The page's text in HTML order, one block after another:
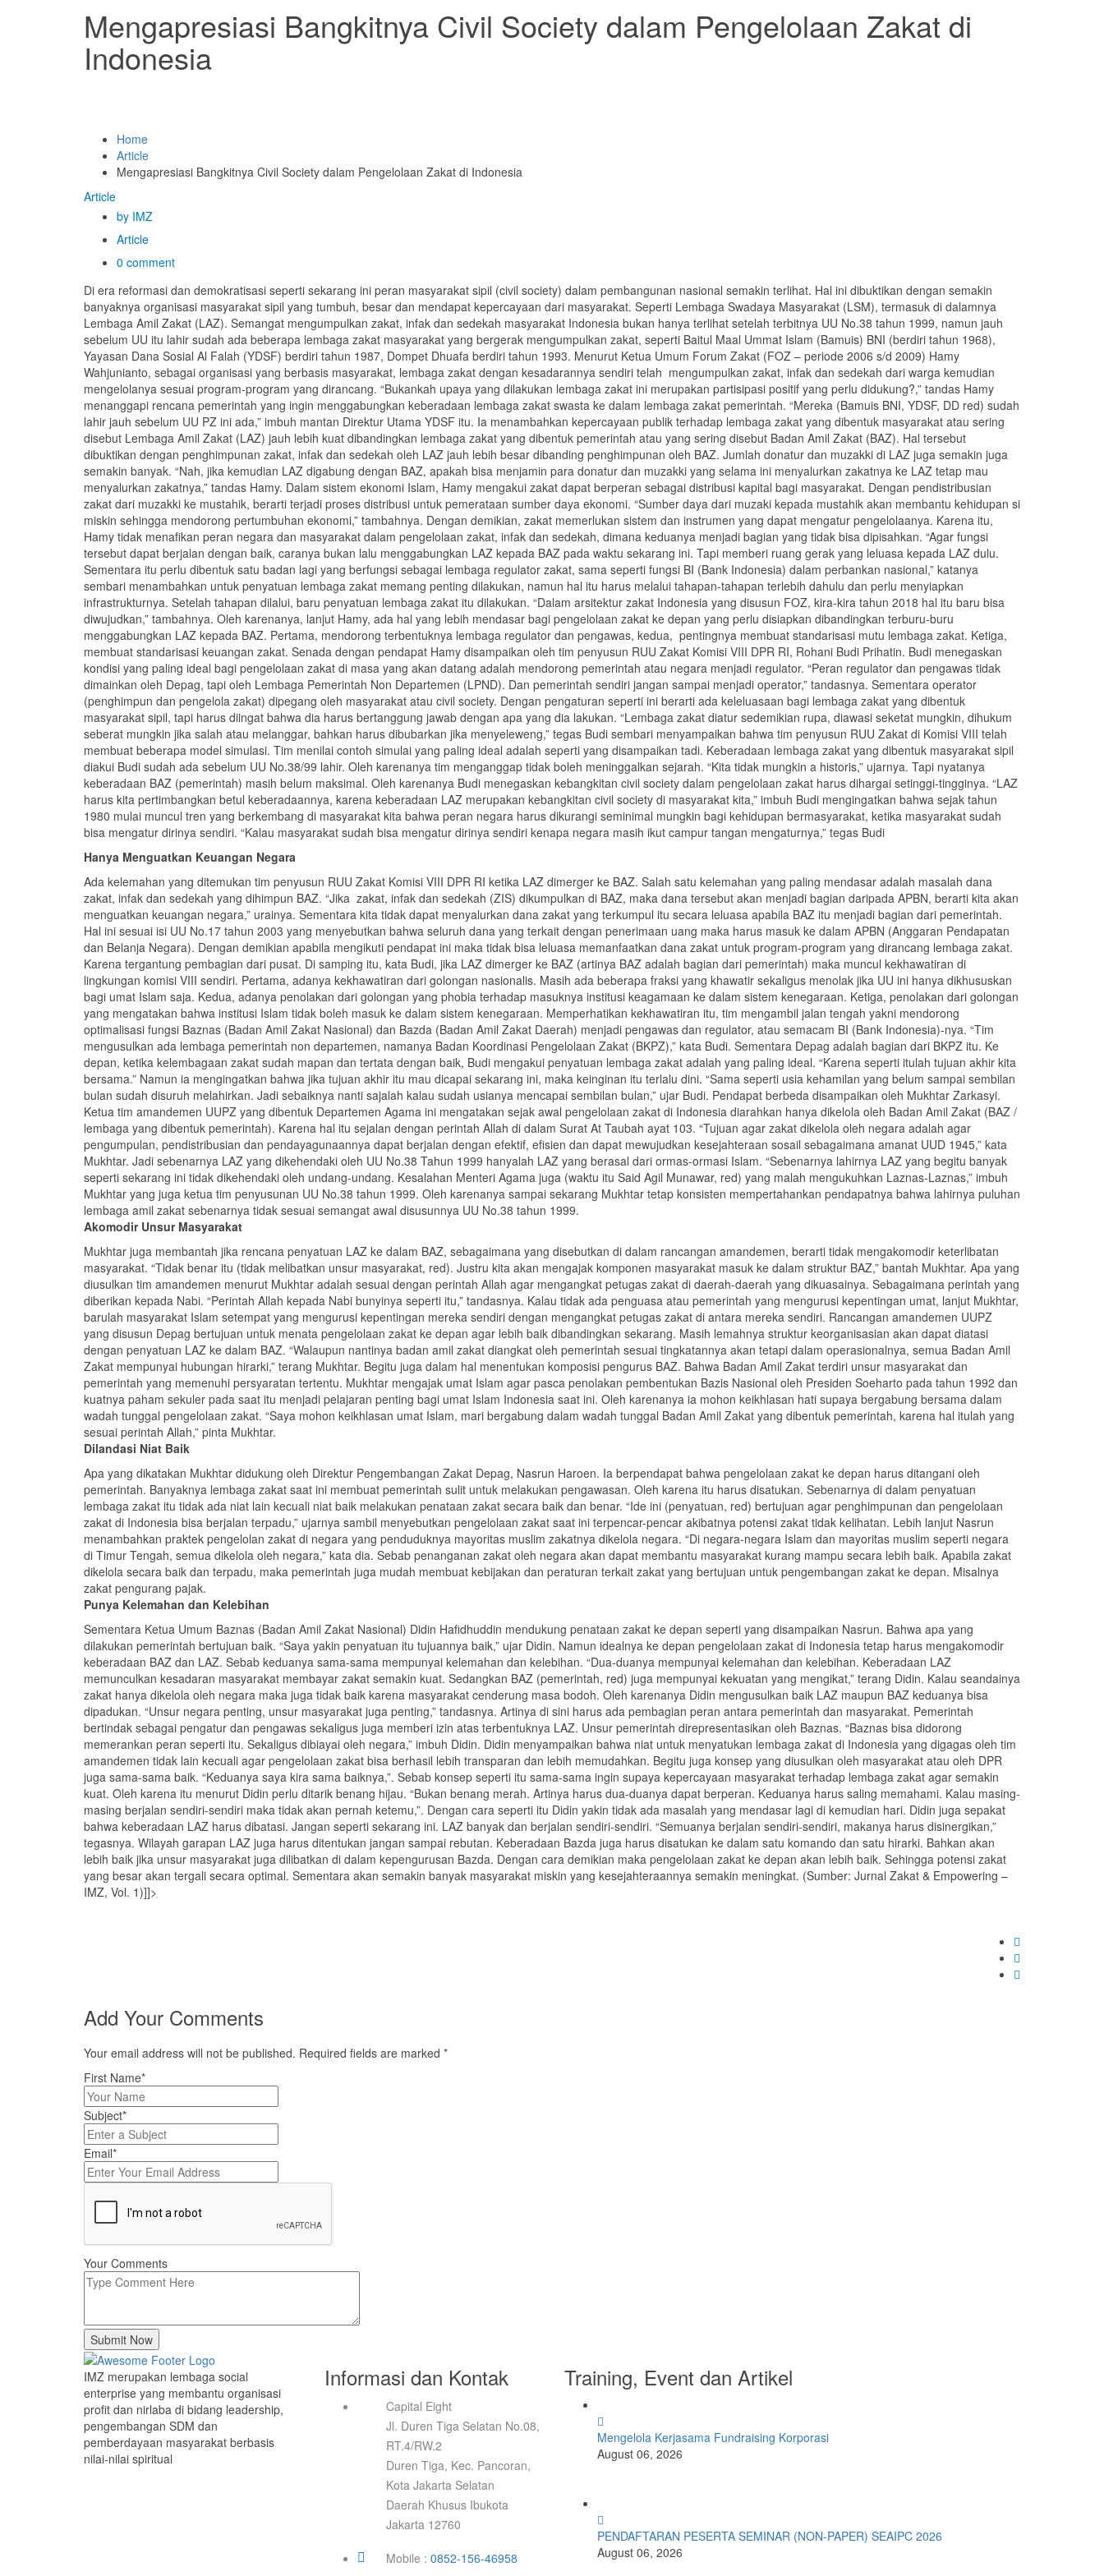
Mengapresiasi Bangkitnya Civil Society dalam Pengelolaan Zakat di
Indonesia
Home
Article
Mengapresiasi Bangkitnya Civil Society dalam Pengelolaan Zakat di Indonesia
Article
by IMZ
Article
0 comment
Di era reformasi dan demokratisasi seperti sekarang ini peran masyarakat sipil (civil society) dalam pembangunan nasional semakin terlihat. Hal ini dibuktikan dengan semakin
banyaknya organisasi masyarakat sipil yang tumbuh, besar dan mendapat kepercayaan dari masyarakat. Seperti Lembaga Swadaya Masyarakat (LSM), termasuk di dalamnya
Lembaga Amil Zakat (LAZ). Semangat mengumpulkan zakat, infak dan sedekah masyarakat Indonesia bukan hanya terlihat setelah terbitnya UU No.38 tahun 1999, namun jauh
sebelum UU itu lahir sudah ada beberapa lembaga zakat masyarakat yang bergerak mengumpulkan zakat, seperti Baitul Maal Ummat Islam (Bamuis) BNI (berdiri tahun 1968),
Yayasan Dana Sosial Al Falah (YDSF) berdiri tahun 1987, Dompet Dhuafa berdiri tahun 1993. Menurut Ketua Umum Forum Zakat (FOZ – periode 2006 s/d 2009) Hamy
Wahjunianto, sebagai organisasi yang berbasis masyarakat, lembaga zakat dengan kesadarannya sendiri telah mengumpulkan zakat, infak dan sedekah dari warga kemudian
mengelolanya sesuai program-program yang dirancang. “Bukankah upaya yang dilakukan lembaga zakat ini merupakan partisipasi positif yang perlu didukung?,” tandas Hamy
menanggapi rencana pemerintah yang ingin menggabungkan keberadaan lembaga zakat swasta ke dalam lembaga zakat pemerintah. “Mereka (Bamuis BNI, YDSF, DD red) sudah
lahir jauh sebelum UU PZ ini ada,” imbuh mantan Direktur Utama YDSF itu. Ia menambahkan kepercayaan publik terhadap lembaga zakat yang dibentuk masyarakat atau sering
disebut Lembaga Amil Zakat (LAZ) jauh lebih kuat dibandingkan lembaga zakat yang dibentuk pemerintah atau yang sering disebut Badan Amil Zakat (BAZ). Hal tersebut
dibuktikan dengan penghimpunan zakat, infak dan sedekah oleh LAZ jauh lebih besar dibanding penghimpunan oleh BAZ. Jumlah donatur dan muzakki di LAZ juga semakin juga
semakin banyak. “Nah, jika kemudian LAZ digabung dengan BAZ, apakah bisa menjamin para donatur dan muzakki yang selama ini menyalurkan zakatnya ke LAZ tetap mau
menyalurkan zakatnya,” tandas Hamy. Dalam sistem ekonomi Islam, Hamy mengakui zakat dapat berperan sebagai distribusi kapital bagi masyarakat. Dengan pendistribusian
zakat dari muzakki ke mustahik, berarti terjadi proses distribusi untuk pemerataan sumber daya ekonomi. “Sumber daya dari muzaki kepada mustahik akan membantu kehidupan si
miskin sehingga mendorong pertumbuhan ekonomi,” tambahnya. Dengan demikian, zakat memerlukan sistem dan instrumen yang dapat mengatur pengelolaanya. Karena itu,
Hamy tidak menafikan peran negara dan masyarakat dalam pengelolaan zakat, infak dan sedekah, dimana keduanya menjadi bagian yang tidak bisa dipisahkan. “Agar fungsi
tersebut dapat berjalan dengan baik, caranya bukan lalu menggabungkan LAZ kepada BAZ pada waktu sekarang ini. Tapi memberi ruang gerak yang leluasa kepada LAZ dulu.
Sementara itu perlu dibentuk satu badan lagi yang berfungsi sebagai lembaga regulator zakat, sama seperti fungsi BI (Bank Indonesia) dalam perbankan nasional,” katanya
sembari menambahkan untuk penyatuan lembaga zakat memang penting dilakukan, namun hal itu harus melalui tahapan-tahapan terlebih dahulu dan perlu menyiapkan
infrastrukturnya. Setelah tahapan dilalui, baru penyatuan lembaga zakat itu dilakukan. “Dalam arsitektur zakat Indonesia yang disusun FOZ, kira-kira tahun 2018 hal itu baru bisa
diwujudkan,” tambahnya. Oleh karenanya, lanjut Hamy, ada hal yang lebih mendasar bagi pengelolaan zakat ke depan yang perlu disiapkan dibandingkan terburu-buru
menggabungkan LAZ kepada BAZ. Pertama, mendorong terbentuknya lembaga regulator dan pengawas, kedua, pentingnya membuat standarisasi mutu lembaga zakat. Ketiga,
membuat standarisasi keuangan zakat. Senada dengan pendapat Hamy disampaikan oleh tim penyusun RUU Zakat Komisi VIII DPR RI, Rohani Budi Prihatin. Budi menegaskan
kondisi yang paling ideal bagi pengelolaan zakat di masa yang akan datang adalah mendorong pemerintah atau negara menjadi regulator. “Peran regulator dan pengawas tidak
dimainkan oleh Depag, tapi oleh Lembaga Pemerintah Non Departemen (LPND). Dan pemerintah sendiri jangan sampai menjadi operator,” tandasnya. Sementara operator
(penghimpun dan pengelola zakat) dipegang oleh masyarakat atau civil society. Dengan pengaturan seperti ini berarti ada keleluasaan bagi lembaga zakat yang dibentuk
masyarakat sipil, tapi harus diingat bahwa dia harus bertanggung jawab dengan apa yang dia lakukan. “Lembaga zakat diatur sedemikian rupa, diawasi seketat mungkin, dihukum
seberat mungkin jika salah atau melanggar, bahkan harus dibubarkan jika menyeleweng,” tegas Budi sembari menyampaikan bahwa tim penyusun RUU Zakat di Komisi VIII telah
membuat beberapa model simulasi. Tim menilai contoh simulai yang paling ideal adalah seperti yang disampaikan tadi. Keberadaan lembaga zakat yang dibentuk masyarakat sipil
diakui Budi sudah ada sebelum UU No.38/99 lahir. Oleh karenanya tim menganggap tidak boleh meninggalkan sejarah. “Kita tidak mungkin a historis,” ujarnya. Tapi nyatanya
keberadaan BAZ (pemerintah) masih belum maksimal. Oleh karenanya Budi menegaskan kebangkitan civil society dalam pengelolaan zakat harus dihargai setinggi-tingginya. “LAZ
harus kita pertimbangkan betul keberadaannya, karena keberadaan LAZ merupakan kebangkitan civil society di masyarakat kita,” imbuh Budi mengingatkan bahwa sejak tahun
1980 mulai muncul tren yang berkembang di masyarakat kita bahwa peran negara harus dikurangi seminimal mungkin bagi kehidupan bermasyarakat, ketika masyarakat sudah
bisa mengatur dirinya sendiri. “Kalau masyarakat sudah bisa mengatur dirinya sendiri kenapa negara masih ikut campur tangan mengaturnya,” tegas Budi
Hanya Menguatkan Keuangan Negara
Ada kelemahan yang ditemukan tim penyusun RUU Zakat Komisi VIII DPR RI ketika LAZ dimerger ke BAZ. Salah satu kelemahan yang paling mendasar adalah masalah dana
zakat, infak dan sedekah yang dihimpun BAZ. “Jika zakat, infak dan sedekah (ZIS) dikumpulkan di BAZ, maka dana tersebut akan menjadi bagian daripada APBN, berarti kita akan
menguatkan keuangan negara,” urainya. Sementara kita tidak dapat menyalurkan dana zakat yang terkumpul itu secara leluasa apabila BAZ itu menjadi bagian dari pemerintah.
Hal ini sesuai isi UU No.17 tahun 2003 yang menyebutkan bahwa seluruh dana yang terkait dengan penerimaan uang maka harus masuk ke dalam APBN (Anggaran Pendapatan
dan Belanja Negara). Dengan demikian apabila mengikuti pendapat ini maka tidak bisa leluasa memanfaatkan dana zakat untuk program-program yang dirancang lembaga zakat.
Karena tergantung pembagian dari pusat. Di samping itu, kata Budi, jika LAZ dimerger ke BAZ (artinya BAZ adalah bagian dari pemerintah) maka muncul kekhawatiran di
lingkungan komisi VIII sendiri. Pertama, adanya kekhawatiran dari golongan nasionalis. Masih ada beberapa fraksi yang khawatir sekaligus menolak jika UU ini hanya dikhususkan
bagi umat Islam saja. Kedua, adanya penolakan dari golongan yang phobia terhadap masuknya institusi keagamaan ke dalam sistem kenegaraan. Ketiga, penolakan dari golongan
yang mengatakan bahwa institusi Islam tidak boleh masuk ke dalam sistem kenegaraan. Memperhatikan kekhawatiran itu, tim mengambil jalan tengah yakni mendorong
optimalisasi fungsi Baznas (Badan Amil Zakat Nasional) dan Bazda (Badan Amil Zakat Daerah) menjadi pengawas dan regulator, atau semacam BI (Bank Indonesia)-nya. “Tim
mengusulkan ada lembaga pemerintah non departemen, namanya Badan Koordinasi Pengelolaan Zakat (BKPZ),” kata Budi. Sementara Depag adalah bagian dari BKPZ itu. Ke
depan, ketika kelembagaan zakat sudah mapan dan tertata dengan baik, Budi mengakui penyatuan lembaga zakat adalah yang paling ideal. “Karena seperti itulah tujuan akhir kita
bersama.” Namun ia mengingatkan bahwa jika tujuan akhir itu mau dicapai sekarang ini, maka keinginan itu terlalu dini. “Sama seperti usia kehamilan yang belum sampai sembilan
bulan sudah disuruh melahirkan. Jadi sebaiknya nanti sajalah kalau sudah usianya mencapai sembilan bulan,” ujar Budi. Pendapat berbeda disampaikan oleh Mukhtar Zarkasyi.
Ketua tim amandemen UUPZ yang dibentuk Departemen Agama ini mengatakan sejak awal pengelolaan zakat di Indonesia diarahkan hanya dikelola oleh Badan Amil Zakat (BAZ /
lembaga yang dibentuk pemerintah). Karena hal itu sejalan dengan perintah Allah di dalam Surat At Taubah ayat 103. “Tujuan agar zakat dikelola oleh negara adalah agar
pengumpulan, pendistribusian dan pendayagunaannya dapat berjalan dengan efektif, efisien dan dapat mewujudkan kesejahteraan sosail sebagaimana amanat UUD 1945,” kata
Mukhtar. Jadi sebenarnya LAZ yang dikehendaki oleh UU No.38 Tahun 1999 hanyalah LAZ yang berasal dari ormas-ormasi Islam. “Sebenarnya lahirnya LAZ yang begitu banyak
seperti sekarang ini tidak dikehendaki oleh undang-undang. Kesalahan Menteri Agama juga (waktu itu Said Agil Munawar, red) yang malah mengukuhkan Laznas-Laznas,” imbuh
Mukhtar yang juga ketua tim penyusunan UU No.38 tahun 1999. Oleh karenanya sampai sekarang Mukhtar tetap konsisten mempertahankan pendapatnya bahwa lahirnya puluhan
lembaga amil zakat sebenarnya tidak sesuai semangat awal disusunnya UU No.38 tahun 1999.
Akomodir Unsur Masyarakat
Mukhtar juga membantah jika rencana penyatuan LAZ ke dalam BAZ, sebagaimana yang disebutkan di dalam rancangan amandemen, berarti tidak mengakomodir keterlibatan
masyarakat. “Tidak benar itu (tidak melibatkan unsur masyarakat, red). Justru kita akan mengajak komponen masyarakat masuk ke dalam struktur BAZ,” bantah Mukhtar. Apa yang
diusulkan tim amandemen menurut Mukhtar adalah sesuai dengan perintah Allah agar mengangkat petugas zakat di daerah-daerah yang dikuasainya. Sebagaimana perintah yang
diberikan kepada Nabi. “Perintah Allah kepada Nabi bunyinya seperti itu,” tandasnya. Kalau tidak ada penguasa atau pemerintah yang mengurusi kepentingan umat, lanjut Mukhtar,
barulah masyarakat Islam setempat yang mengurusi kepentingan mereka sendiri dengan mengangkat petugas zakat di antara mereka sendiri. Rancangan amandemen UUPZ
yang disusun Depag bertujuan untuk menata pengelolaan zakat ke depan agar lebih baik dibandingkan sekarang. Masih lemahnya struktur keorganisasian akan dapat diatasi
dengan penyatuan LAZ ke dalam BAZ. “Walaupun nantinya badan amil zakat diangkat oleh pemerintah sesuai tingkatannya akan tetapi dalam operasionalnya, semua Badan Amil
Zakat mempunyai hubungan hirarki,” terang Mukhtar. Begitu juga dalam hal menentukan komposisi pengurus BAZ. Bahwa Badan Amil Zakat terdiri unsur masyarakat dan
pemerintah yang memenuhi persyaratan tertentu. Mukhtar mengajak umat Islam agar pasca penolakan pembentukan Bazis Nasional oleh Presiden Soeharto pada tahun 1992 dan
kuatnya paham sekuler pada saat itu menjadi pelajaran penting bagi umat Islam Indonesia saat ini. Oleh karenanya ia mohon keikhlasan hati supaya bergabung bersama dalam
wadah tunggal pengelolaan zakat. “Saya mohon keikhlasan umat Islam, mari bergabung dalam wadah tunggal Badan Amil Zakat yang dibentuk pemerintah, karena hal itulah yang
sesuai perintah Allah,” pinta Mukhtar.
Dilandasi Niat Baik
Apa yang dikatakan Mukhtar didukung oleh Direktur Pengembangan Zakat Depag, Nasrun Haroen. Ia berpendapat bahwa pengelolaan zakat ke depan harus ditangani oleh
pemerintah. Banyaknya lembaga zakat saat ini membuat pemerintah sulit untuk melakukan pengawasan. Oleh karena itu harus disatukan. Sebenarnya di dalam penyatuan
lembaga zakat itu tidak ada niat lain kecuali niat baik melakukan penataan zakat secara baik dan benar. “Ide ini (penyatuan, red) bertujuan agar penghimpunan dan pengelolaan
zakat di Indonesia bisa berjalan terpadu,” ujarnya sambil menyebutkan pengelolaan zakat saat ini terpencar-pencar akibatnya potensi zakat tidak kelihatan. Lebih lanjut Nasrun
menambahkan praktek pengelolan zakat di negara yang penduduknya mayoritas muslim zakatnya dikelola negara. “Di negara-negara Islam dan mayoritas muslim seperti negara
di Timur Tengah, semua dikelola oleh negara,” kata dia. Sebab penanganan zakat oleh negara akan dapat membantu masyarakat kurang mampu secara lebih baik. Apabila zakat
dikelola secara baik dan terpadu, maka pemerintah juga mudah membuat kebijakan dan peraturan terkait zakat yang bertujuan untuk pengembangan zakat ke depan. Misalnya
zakat pengurang pajak.
Punya Kelemahan dan Kelebihan
Sementara Ketua Umum Baznas (Badan Amil Zakat Nasional) Didin Hafidhuddin mendukung penataan zakat ke depan seperti yang disampaikan Nasrun. Bahwa apa yang
dilakukan pemerintah bertujuan baik. “Saya yakin penyatuan itu tujuannya baik,” ujar Didin. Namun idealnya ke depan pengelolaan zakat di Indonesia tetap harus mengakomodir
keberadaan BAZ dan LAZ. Sebab keduanya sama-sama mempunyai kelemahan dan kelebihan. “Dua-duanya mempunyai kelemahan dan kelebihan. Keberadaan LAZ
memunculkan kesadaran masyarakat membayar zakat semakin kuat. Sedangkan BAZ (pemerintah, red) juga mempunyai kekuatan yang mengikat,” terang Didin. Kalau seandainya
zakat hanya dikelola oleh negara maka juga tidak baik karena masyarakat cenderung masa bodoh. Oleh karenanya Didin mengusulkan baik LAZ maupun BAZ keduanya bisa
dipadukan. “Unsur negara penting, unsur masyarakat juga penting,” tandasnya. Artinya di sini harus ada pembagian peran antara pemerintah dan masyarakat. Pemerintah
bertindak sebagai pengatur dan pengawas sekaligus juga memberi izin atas terbentuknya LAZ. Unsur pemerintah direpresentasikan oleh Baznas. “Baznas bisa didorong
memerankan peran seperti itu. Sekaligus dibiayai oleh negara,” imbuh Didin. Didin menyampaikan bahwa niat untuk menyatukan lembaga zakat di Indonesia yang digagas oleh tim
amandemen tidak lain kecuali agar pengelolaan zakat bisa berhasil lebih transparan dan lebih memudahkan. Begitu juga konsep yang diusulkan oleh masyarakat atau oleh DPR
juga sama-sama baik. “Keduanya saya kira sama baiknya,”. Sebab konsep seperti itu sama-sama ingin supaya kepercayaan masyarakat terhadap lembaga zakat agar semakin
kuat. Oleh karena itu menurut Didin perlu ditarik benang hijau. “Bukan benang merah. Artinya harus dua-duanya dapat berperan. Keduanya harus saling memahami. Kalau masing-
masing berjalan sendiri-sendiri maka tidak akan pernah ketemu,”. Dengan cara seperti itu Didin yakin tidak ada masalah yang mendasar lagi di kemudian hari. Didin juga sepakat
bahwa keberadaan LAZ harus dibatasi. Jangan seperti sekarang ini. LAZ banyak dan berjalan sendiri-sendiri. “Semuanya berjalan sendiri-sendiri, makanya harus disinergikan,”
tegasnya. Wilayah garapan LAZ juga harus ditentukan jangan sampai rebutan. Keberadaan Bazda juga harus disatukan ke dalam satu komando dan satu hirarki. Bahkan akan
lebih baik jika unsur masyarakat juga dilibatkan di dalam kepengurusan Bazda. Dengan cara demikian maka pengelolaan zakat ke depan akan lebih baik. Sehingga potensi zakat
yang besar akan tergali secara optimal. Sementara akan semakin banyak masyarakat miskin yang kesejahteraannya semakin meningkat. (Sumber: Jurnal Zakat & Empowering –
IMZ, Vol. 1)]]>
Add Your Comments
Your email address will not be published. Required fields are marked *
First Name*
Subject*
Email*
Your Comments
Submit Now
IMZ merupakan lembaga social
enterprise yang membantu organisasi
profit dan nirlaba di bidang leadership,
pengembangan SDM dan
pemberdayaan masyarakat berbasis
nilai-nilai spiritual
Informasi dan Kontak
Capital Eight
Jl. Duren Tiga Selatan No.08,
RT.4/RW.2
Duren Tiga, Kec. Pancoran,
Kota Jakarta Selatan
Daerah Khusus Ibukota
Jakarta 12760
Mobile : 0852-156-46958
Training, Event dan Artikel
Mengelola Kerjasama Fundraising Korporasi
August 06, 2026
PENDAFTARAN PESERTA SEMINAR (NON-PAPER) SEAIPC 2026
August 06, 2026